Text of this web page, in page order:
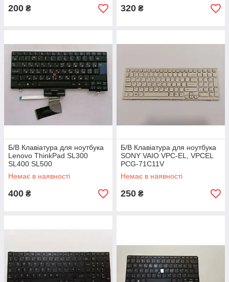
200 ₴ 320 ₴
Б/В Клавіатура для ноутбука
Lenovo ThinkPad SL300
SL400 SL500
Немає в наявності
400 ₴
Б/В Клавіатура для ноутбука
SONY VAIO VPC-EL, VPCEL
PCG-71C11V
(9Z.N5CSW.B0R, 148969261)
Немає в наявності
250 ₴